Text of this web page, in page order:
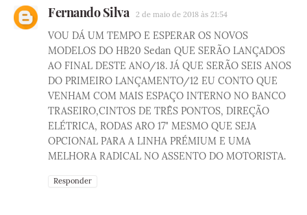
Fernando Silva 2 de maio de 2018 às 21:54
VOU DÁ UM TEMPO E ESPERAR OS NOVOS
MODELOS DO HB20 Sedan QUE SERÃO LANÇADOS
AO FINAL DESTE ANO/18. JÁ QUE SERÃO SEIS ANOS
DO PRIMEIRO LANÇAMENTO/12 EU CONTO QUE
VENHAM COM MAIS ESPAÇO INTERNO NO BANCO
TRASEIRO,CINTOS DE TRÊS PONTOS, DIREÇÃO
ELÉTRICA, RODAS ARO 17" MESMO QUE SEJA
OPCIONAL PARA A LINHA PRÉMIUM E UMA
MELHORA RADICAL NO ASSENTO DO MOTORISTA.
Responder